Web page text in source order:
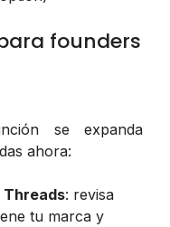
founders
se expanda
ahora:
Threads: revisa
tu marca y